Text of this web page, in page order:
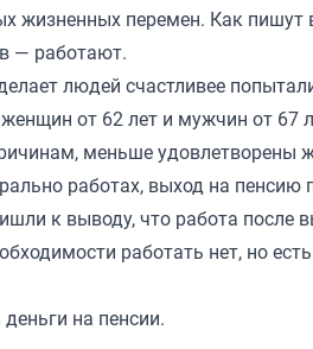
жизненных перемен. Как пишут
— работают.
людей счастливее
от 62 лет и мужчин от 67
меньше удовлетворены
работах, выход на
к выводу, что работа после
работать нет, но
на пенсии.